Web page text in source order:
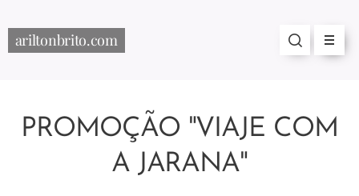
ariltonbrito.com
PROMOÇÃO "VIAJE COM
A JARANA"